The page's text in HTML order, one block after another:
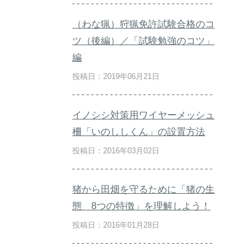
（わな猟）狩猟免許試験合格のコ
ツ（後編）／「試験勉強のコツ」
編
投稿日：2019年06月21日
イノシシ対策用ワイヤーメッシュ
柵「いのししくん」の設置方法
投稿日：2016年03月02日
猪から田畑を守るために「猪の生
態 8つの特徴」を理解しよう！
投稿日：2016年01月28日